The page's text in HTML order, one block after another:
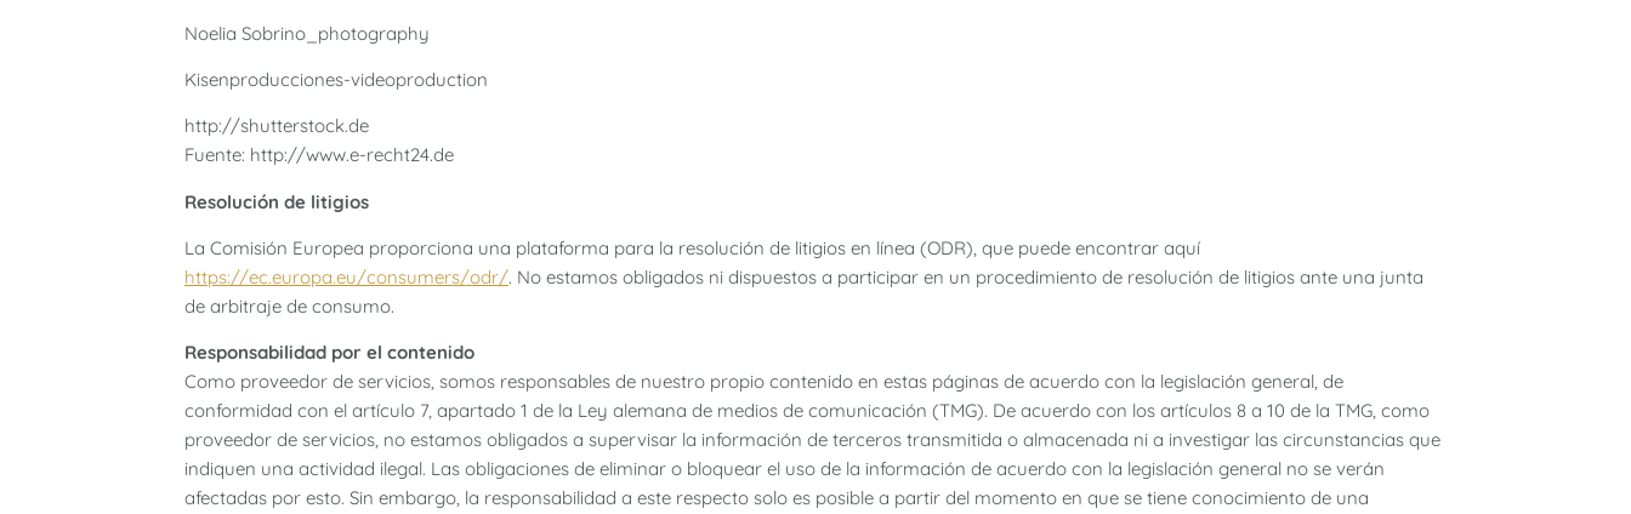
Noelia Sobrino_photography
Kisenproducciones-videoproduction
http://shutterstock.de
Fuente: http://www.e-recht24.de
Resolución de litigios
La Comisión Europea proporciona una plataforma para la resolución de litigios en línea (ODR), que puede encontrar aquí
https://ec.europa.eu/consumers/odr/. No estamos obligados ni dispuestos a participar en un procedimiento de resolución de litigios ante una junta
de arbitraje de consumo.
Responsabilidad por el contenido
Como proveedor de servicios, somos responsables de nuestro propio contenido en estas páginas de acuerdo con la legislación general, de
conformidad con el artículo 7, apartado 1 de la Ley alemana de medios de comunicación (TMG). De acuerdo con los artículos 8 a 10 de la TMG, como
proveedor de servicios, no estamos obligados a supervisar la información de terceros transmitida o almacenada ni a investigar las circunstancias que
indiquen una actividad ilegal. Las obligaciones de eliminar o bloquear el uso de la información de acuerdo con la legislación general no se verán
afectadas por esto. Sin embargo, la responsabilidad a este respecto solo es posible a partir del momento en que se tiene conocimiento de una